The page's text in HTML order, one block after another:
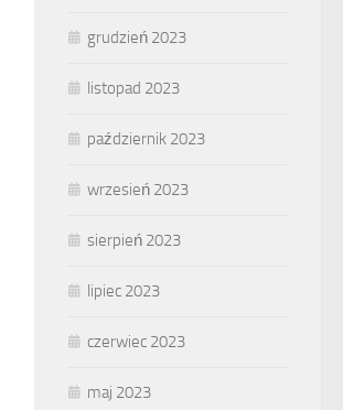
grudzień 2023
listopad 2023
październik 2023
wrzesień 2023
sierpień 2023
lipiec 2023
czerwiec 2023
maj 2023